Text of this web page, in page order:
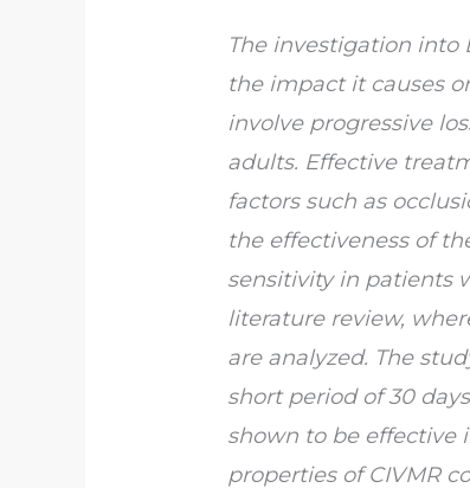
The investigation into
the impact it causes
involve progressive
adults. Effective
factors such as
the effectiveness of
sensitivity in patients
literature review,
are analyzed. The
short period of 30
shown to be effective
properties of CIVMR